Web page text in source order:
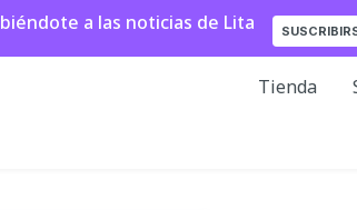
a las noticias de Lita
Tienda